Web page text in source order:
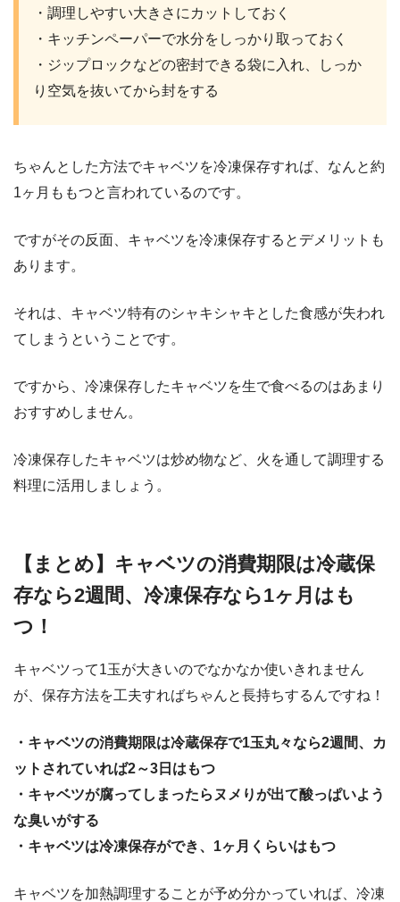
・調理しやすい大きさにカットしておく
・キッチンペーパーで水分をしっかり取っておく
・ジップロックなどの密封できる袋に入れ、しっか
り空気を抜いてから封をする
ちゃんとした方法でキャベツを冷凍保存すれば、なんと約
1ヶ月ももつと言われているのです。
ですがその反面、キャベツを冷凍保存するとデメリットも
あります。
それは、キャベツ特有のシャキシャキとした食感が失われ
てしまうということです。
ですから、冷凍保存したキャベツを生で食べるのはあまり
おすすめしません。
冷凍保存したキャベツは炒め物など、火を通して調理する
料理に活用しましょう。
【まとめ】キャベツの消費期限は冷蔵保
存なら2週間、冷凍保存なら1ヶ月はも
つ！
キャベツって1玉が大きいのでなかなか使いきれません
が、保存方法を工夫すればちゃんと長持ちするんですね！
・キャベツの消費期限は冷蔵保存で1玉丸々なら2週間、カ
ットされていれば2～3日はもつ
・キャベツが腐ってしまったらヌメりが出て酸っぱいよう
な臭いがする
・キャベツは冷凍保存ができ、1ヶ月くらいはもつ
キャベツを加熱調理することが予め分かっていれば、冷凍